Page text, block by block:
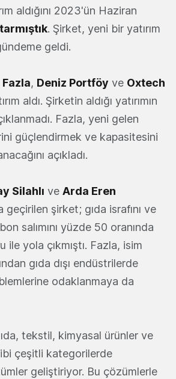
aldığını 2023'ün Haziran
. Şirket, yeni bir yatırım
geldi.
Fazla, Deniz Portföy ve Oxtech
aldı. Şirketin aldığı yatırımın
Fazla, yeni gelen
güçlendirmek ve kapasitesini
açıkladı.
Silahlı ve Arda Eren
geçirilen şirket; gıda israfını ve
salımını yüzde 50 oranında
ile yola çıkmıştı. Fazla, isim
gıda dışı endüstrilerde
odaklanmaya da
tekstil, kimyasal ürünler ve
çeşitli kategorilerde
geliştiriyor. Bu çözümlerle